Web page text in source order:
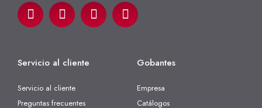
Servicio al cliente
Servicio al cliente
Preguntas frecuentes
Gobantes
Empresa
Catálogos